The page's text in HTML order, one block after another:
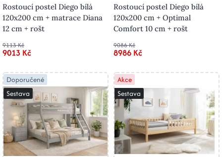
Rostoucí postel Diego bílá
120x200 cm + matrace Diana
12 cm + rošt
9113 Kč
9013 Kč
Rostoucí postel Diego bílá
120x200 cm + Optimal
Comfort 10 cm + rošt
9086 Kč
8986 Kč
Doporučené
Sestava
Akce
Sestava